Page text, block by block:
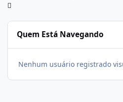
Quem Está Navegando
Nenhum usuário registrado